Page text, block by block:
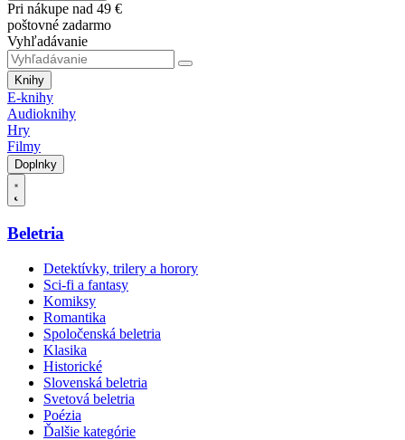
Pri nákupe nad 49 €
poštovné zadarmo
Vyhľadávanie
Knihy
E-knihy
Audioknihy
Hry
Filmy
Doplnky
Beletria
Detektívky, trilery a horory
Sci-fi a fantasy
Komiksy
Romantika
Spoločenská beletria
Klasika
Historické
Slovenská beletria
Svetová beletria
Poézia
Ďalšie kategórie